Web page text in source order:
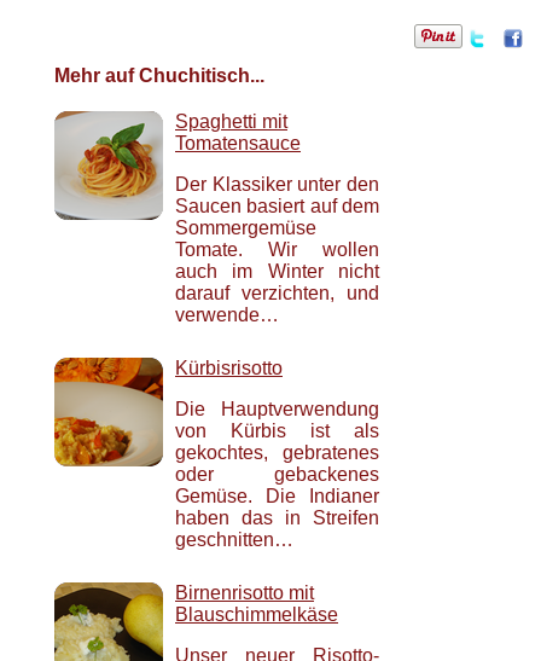
Mehr auf Chuchitisch...
Spaghetti mit
Tomatensauce
Der Klassiker unter den
Saucen basiert auf dem
Sommergemüse
Tomate. Wir wollen
auch im Winter nicht
darauf verzichten, und
verwende…
Kürbisrisotto
Die Hauptverwendung
von Kürbis ist als
gekochtes, gebratenes
oder gebackenes
Gemüse. Die Indianer
haben das in Streifen
geschnitten…
Birnenrisotto mit
Blauschimmelkäse
Unser neuer Risotto-